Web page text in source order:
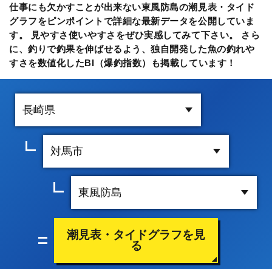
仕事にも欠かすことが出来ない東風防島の潮見表・タイド
グラフをピンポイントで詳細な最新データを公開していま
す。 見やすさ使いやすさをぜひ実感してみて下さい。 さら
に、釣りで釣果を伸ばせるよう、独自開発した魚の釣れや
すさを数値化したBI（爆釣指数）も掲載しています！
潮見表・タイドグラフを見
る